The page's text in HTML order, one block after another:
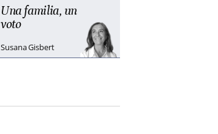
Una familia, un
voto
Susana Gisbert